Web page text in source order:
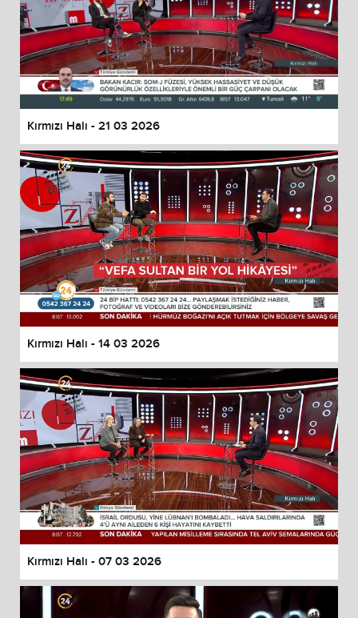
Kırmızı Halı - 21 03 2026
Kırmızı Halı - 14 03 2026
Kırmızı Halı - 07 03 2026